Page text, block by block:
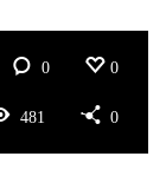
0 0
481 0